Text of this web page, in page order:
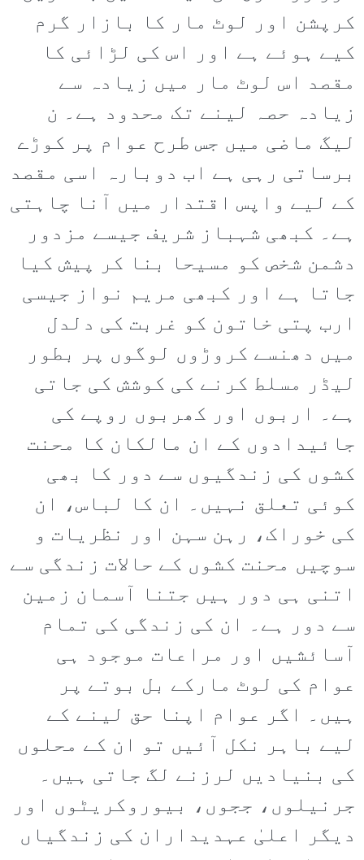
کرپشن اور لوٹ مار کا بازار گرم
کیے ہوئے ہے اور اس کی لڑائی کا
مقصد اس لوٹ مار میں زیادہ سے
زیادہ حصہ لینے تک محدود ہے۔ ن
لیگ ماضی میں جس طرح عوام پر کوڑے
برساتی رہی ہے اب دوبارہ اسی مقصد
کے لیے واپس اقتدار میں آنا چاہتی
ہے۔ کبھی شہباز شریف جیسے مزدور
دشمن شخص کو مسیحا بنا کر پیش کیا
جاتا ہے اور کبھی مریم نواز جیسی
ارب پتی خاتون کو غربت کی دلدل
میں دھنسے کروڑوں لوگوں پر بطور
لیڈر مسلط کرنے کی کوشش کی جاتی
ہے۔ اربوں اور کھربوں روپے کی
جائیدادوں کے ان مالکان کا محنت
کشوں کی زندگیوں سے دور کا بھی
کوئی تعلق نہیں۔ ان کا لباس، ان
کی خوراک، رہن سہن اور نظریات و
سوچیں محنت کشوں کے حالات زندگی سے
اتنی ہی دور ہیں جتنا آسمان زمین
سے دور ہے۔ ان کی زندگی کی تمام
آسائشیں اور مراعات موجود ہی
عوام کی لوٹ مارکے بل بوتے پر
ہیں۔ اگر عوام اپنا حق لینے کے
لیے باہر نکل آئیں تو ان کے محلوں
کی بنیادیں لرزنے لگ جاتی ہیں۔
جرنیلوں، ججوں، بیوروکریٹوں اور
دیگر اعلیٰ عہدیداران کی زندگیاں